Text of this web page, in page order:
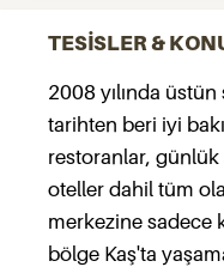
TESİSLER &
2008 yılında
tarihten beri iyi
restoranlar, günlük
oteller dahil tüm
merkezine sadece
bölge Kaş'ta